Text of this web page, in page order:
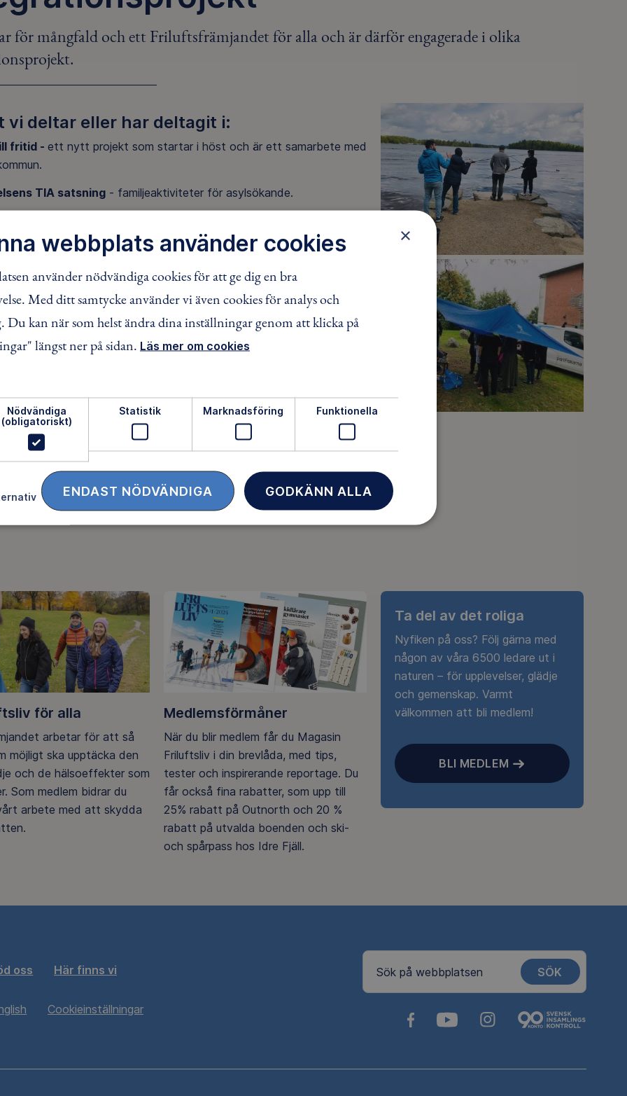
för mångfald och ett Friluftsfrämjandet för alla och är därför engagerade i olika
vi deltar eller har deltagit i:
fritid - ett nytt projekt som startar i höst och är ett samarbete med
TIA satsning - familjeaktiviteter för asylsökande.
nyanlända ungdomar och svenska ungdomar lär sig om naturen och
i vår förening.
2017-10-09/spraktraning-i-naturen-i-hoganas
Out 2018
2018-07-25/framtidens-ledare-ovar-pa-kullaberg
FACEBOOKTWITTERLINKEDIN
för alla
arbetar för att så
möjligt ska upptäcka den
och de hälsoeffekter som
Som medlem bidrar du
arbete med att skydda
Medlemsförmåner
När du blir medlem får du Magasin
Friluftsliv i din brevlåda, med tips,
tester och inspirerande reportage. Du
får också fina rabatter, som upp till
25% rabatt på Outnorth och 20 %
rabatt på utvalda boenden och ski-
och spårpass hos Idre Fjäll.
Ta del av det roliga
Nyfiken på oss? Följ gärna med
någon av våra 6500 ledare ut i
naturen – för upplevelser, glädje
och gemenskap. Varmt
välkommen att bli medlem!
BLI MEDLEM
oss Här finns vi
Cookieinställningar
Sök på webbplatsen SÖK
×
webbplats använder cookies
använder nödvändiga cookies för att ge dig en bra
Med ditt samtycke använder vi även cookies för analys och
Du kan när som helst ändra dina inställningar genom att klicka på
längst ner på sidan. Läs mer om cookies
Nödvändiga
(obligatoriskt)
Statistik Marknadsföring Funktionella
GODKÄNN ALLA
ENDAST NÖDVÄNDIGA